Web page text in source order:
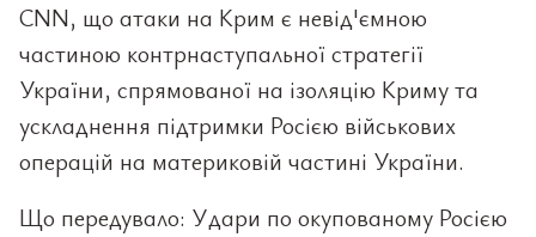
CNN, що атаки на Крим є невід'ємною
частиною контрнаступальної стратегії
України, спрямованої на ізоляцію Криму та
ускладнення підтримки Росією військових
операцій на материковій частині України.
Що передувало: Удари по окупованому Росією